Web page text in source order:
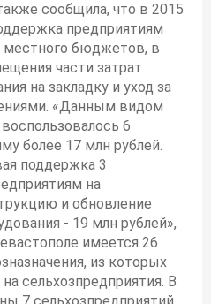
сообщила, что в 2015
предприятиям
местного бюджетов, в
части затрат
на закладку и уход за
«Данным видом
6
более 17 млн рублей.
поддержка 3
на
и обновление
- 19 млн рублей»,
имеется 26
из которых
сельхозпредприятия. В